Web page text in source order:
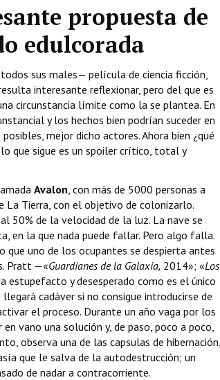
propuesta de
edulcorada
sus males— película de ciencia ficción,
interesante reflexionar, pero del que es
circunstancia límite como la se plantea. En
y los hechos bien podrían suceder en
mejor dicho actores. Ahora bien ¿qué
que sigue es un spoiler crítico, total y
Avalon , con más de 5000 personas a
La Tierra, con el objetivo de colonizarlo.
50% de la velocidad de la luz. La nave se
en la que nada puede fallar. Pero algo falla.
que uno de los ocupantes se despierta antes
Pratt —«Guardianes de la Galaxia, 2014»; «Los
estupefacto y desesperado como es el único
cadáver si no consigue introducirse de
el proceso. Durante un año vaga por los
vano una solución y, de paso, poco a poco,
observa una de las capsulas de hibernación,
que le salva de la autodestrucción; un
de nadar a contracorriente.